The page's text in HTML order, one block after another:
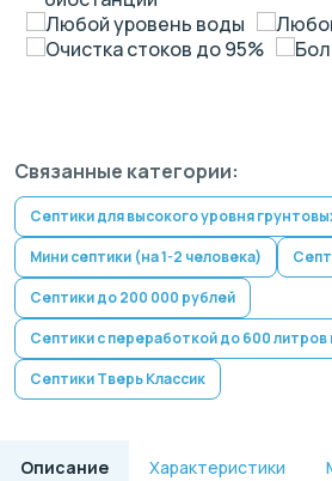
Любой уровень воды
Очистка стоков до 95%
Связанные категории:
Септики для высокого уровня
Мини септики (на 1-2 человека)
Септики до 200 000 рублей
Септики с переработкой до 600 литров
Септики Тверь Классик
Описание Характеристики